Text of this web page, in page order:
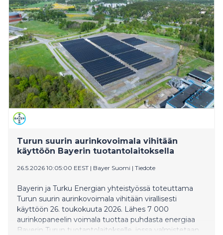
Turun suurin aurinkovoimala vihitään
käyttöön Bayerin tuotantolaitoksella
26.5.2026 10:05:00 EEST | Bayer Suomi | Tiedote
Bayerin ja Turku Energian yhteistyössä toteuttama
Turun suurin aurinkovoimala vihitään virallisesti
käyttöön 26. toukokuuta 2026. Lähes 7 000
aurinkopaneelin voimala tuottaa puhdasta energiaa
Bayerin Turun tuotantolaitokselle, jossa valmistetaan